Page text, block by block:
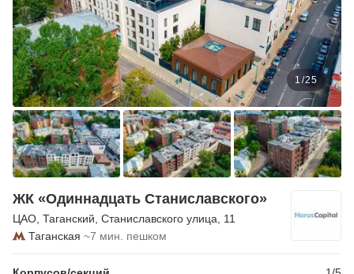
1 /25
ЖК «Одиннадцать Станиславского»
ЦАО Таганский Станиславского улица , 11
Таганская ~7 мин. пешком